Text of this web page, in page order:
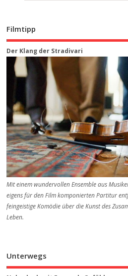
Filmtipp
Der Klang der Stradivari
Mit einem wundervollen Ensemble aus
eigens für den Film komponierten Partitur
feingeistige Komödie über die Kunst des
Leben.
Unterwegs